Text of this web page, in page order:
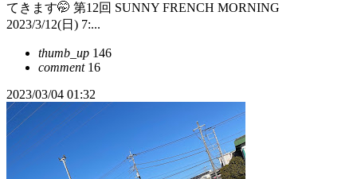
てきます🤭 第12回 SUNNY FRENCH MORNING
2023/3/12(日) 7:...
thumb_up 146
comment16
2023/03/04 01:32